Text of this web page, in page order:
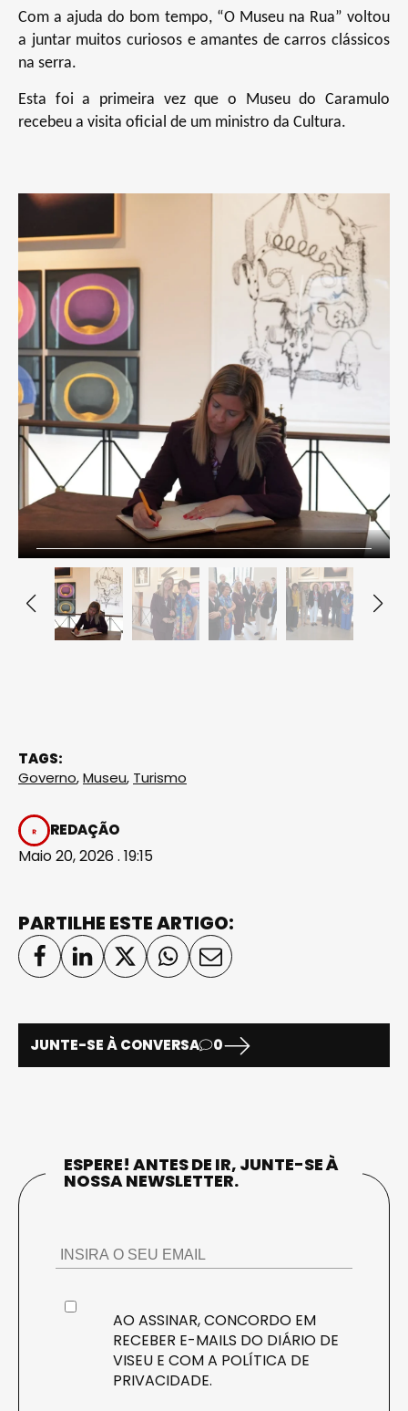
Com a ajuda do bom tempo, “O Museu na Rua” voltou
a juntar muitos curiosos e amantes de carros clássicos
na serra.
Esta foi a primeira vez que o Museu do Caramulo
recebeu a visita oficial de um ministro da Cultura.
TAGS:
Governo,Museu, Turismo
REDAÇÃO
Maio 20, 2026 . 19:15
PARTILHE ESTE ARTIGO:
JUNTE-SE À CONVERSA 0
ESPERE! ANTES DE IR, JUNTE-SE À
NOSSA NEWSLETTER.
AO ASSINAR, CONCORDO EM
RECEBER E-MAILS DO DIÁRIO DE
VISEU E COM A POLÍTICA DE
PRIVACIDADE.